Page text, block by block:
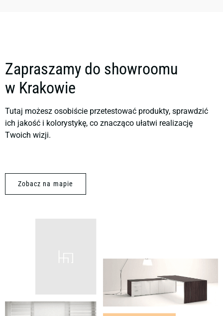
Zapraszamy do showroomu
w Krakowie
Tutaj możesz osobiście przetestować produkty, sprawdzić
ich jakość i kolorystykę, co znacząco ułatwi realizację
Twoich wizji.
Zobacz na mapie